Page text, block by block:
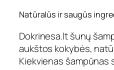
Natūralūs ir saugūs
Dokrinesa.lt šunų
aukštos kokybės,
Kiekvienas